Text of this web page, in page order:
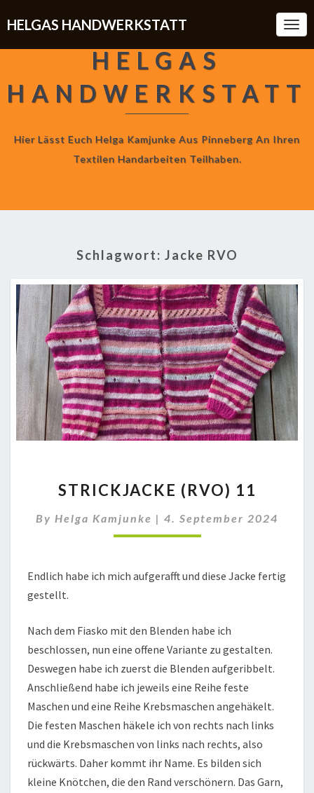
HELGAS HANDWERKSTATT
HELGAS
HANDWERKSTATT
Hier Lässt Euch Helga Kamjunke Aus Pinneberg An Ihren
Textilen Handarbeiten Teilhaben.
Schlagwort: Jacke RVO
(RVO)
STRICKJACKE (RVO) 11
By Helga Kamjunke | 4. September 2024
Endlich habe ich mich aufgerafft und diese Jacke fertig
gestellt.
Nach dem Fiasko mit den Blenden habe ich
beschlossen, nun eine offene Variante zu gestalten.
Deswegen habe ich zuerst die Blenden aufgeribbelt.
Anschließend habe ich jeweils eine Reihe feste
Maschen und eine Reihe Krebsmaschen angehäkelt.
Die festen Maschen häkele ich von rechts nach links
und die Krebsmaschen von links nach rechts, also
rückwärts. Daher kommt ihr Name. Es bilden sich
kleine Knötchen, die den Rand verschönern. Das Garn,